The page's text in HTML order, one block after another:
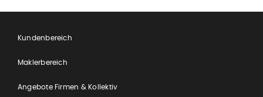
Kundenbereich
Maklerbereich
Angebote Firmen & Kollektiv